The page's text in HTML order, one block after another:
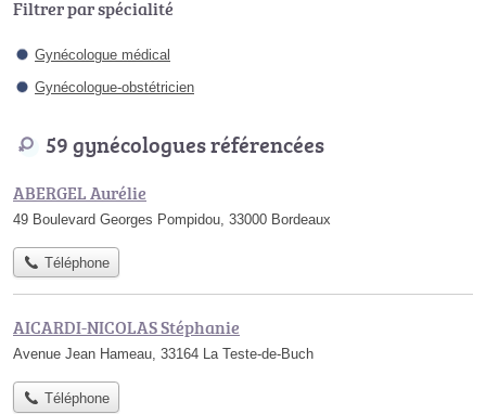
Filtrer par spécialité
Gynécologue médical
Gynécologue-obstétricien
59 gynécologues référencées
ABERGEL Aurélie
49 Boulevard Georges Pompidou, 33000 Bordeaux
Téléphone
AICARDI-NICOLAS Stéphanie
Avenue Jean Hameau, 33164 La Teste-de-Buch
Téléphone